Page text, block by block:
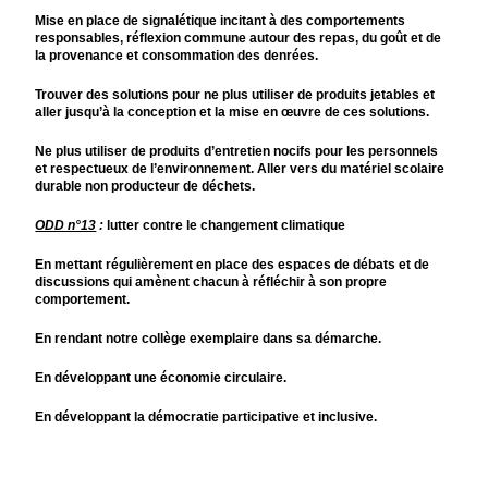
Mise en place de signalétique incitant à des comportements
responsables, réflexion commune autour des repas, du goût et de
la provenance et consommation des denrées.
Trouver des solutions pour ne plus utiliser de produits jetables et
aller jusqu’à la conception et la mise en œuvre de ces solutions.
Ne plus utiliser de produits d’entretien nocifs pour les personnels
et respectueux de l’environnement. Aller vers du matériel scolaire
durable non producteur de déchets.
ODD n°13 : lutter contre le changement climatique
En mettant régulièrement en place des espaces de débats et de
discussions qui amènent chacun à réfléchir à son propre
comportement.
En rendant notre collège exemplaire dans sa démarche.
En développant une économie circulaire.
En développant la démocratie participative et inclusive.